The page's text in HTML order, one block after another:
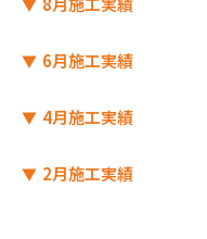
6月施工実績
4月施工実績
2月施工実績